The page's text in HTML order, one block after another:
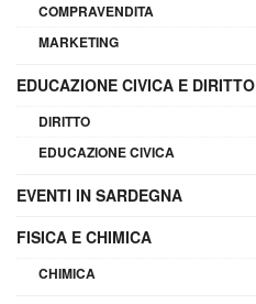
COMPRAVENDITA
MARKETING
EDUCAZIONE CIVICA E DIRITTO
DIRITTO
EDUCAZIONE CIVICA
EVENTI IN SARDEGNA
FISICA E CHIMICA
CHIMICA